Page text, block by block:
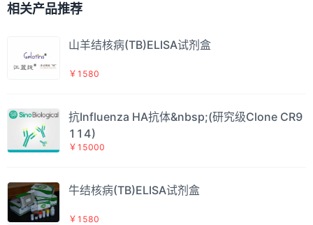
相关产品推荐
山羊结核病(TB)ELISA试剂盒
￥1580
抗Influenza HA抗体&nbsp;(研究级Clone CR9
114)
￥15000
牛结核病(TB)ELISA试剂盒
￥1580